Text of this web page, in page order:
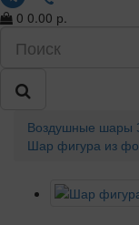
0 0.00 р.
Воздушные шары
Шар фигура из